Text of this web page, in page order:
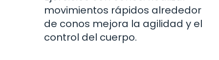
movimientos rápidos alrededor
de conos mejora la agilidad y el
control del cuerpo.